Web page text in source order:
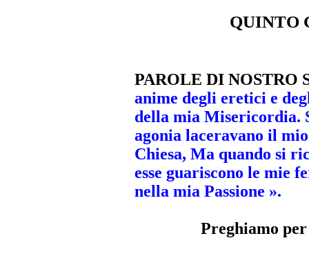
QUINTO
PAROLE DI NOSTRO
anime degli eretici e
della mia Misericordia.
agonia laceravano il
Chiesa, Ma quando si
esse guariscono le mie
nella mia Passione ».
Preghiamo